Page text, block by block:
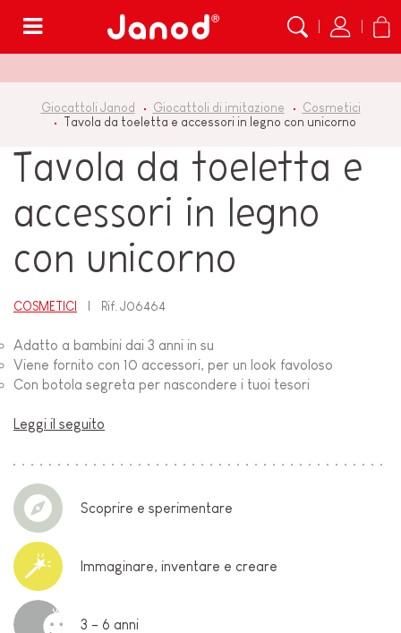
Giocattoli Janod Giocattoli di imitazione
Cosmetici
Tavola da toeletta e accessori in legno con unicorno
Tavola da toeletta e
accessori in legno
con unicorno
COSMETICI Rif.J06464
Adatto a bambini dai 3 anni in su
Viene fornito con 10 accessori, per un look favoloso
Con botola segreta per nascondere i tuoi tesori
Leggi il seguito
Scoprire e sperimentare
Immaginare, inventare e creare
3 - 6 anni